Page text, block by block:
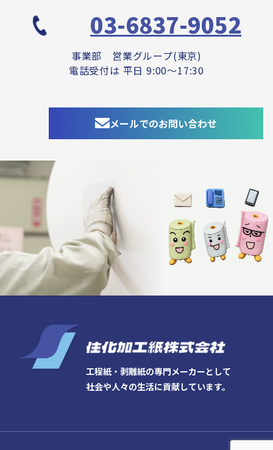
03-6837-9052
事業部 営業グループ(東京)
電話受付は 平日 9:00～17:30
メールでのお問い合わせ
工程紙・剥離紙の専門メーカーとして
社会や人々の生活に貢献しています。